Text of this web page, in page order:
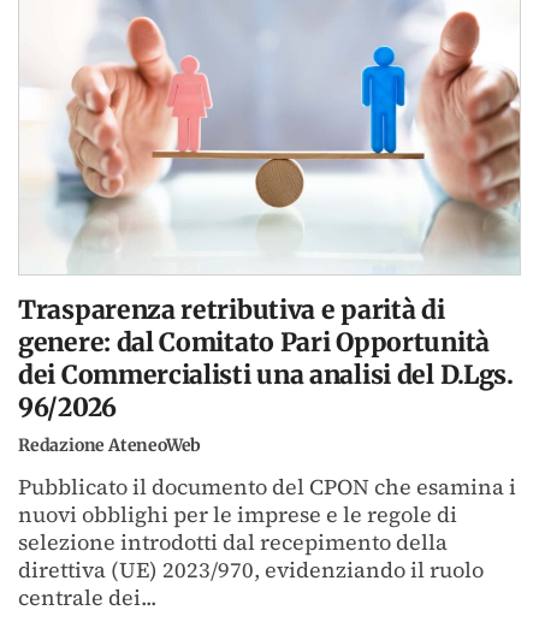
Trasparenza retributiva e parità di
genere: dal Comitato Pari Opportunità
dei Commercialisti una analisi del D.Lgs.
96/2026
Redazione AteneoWeb
Pubblicato il documento del CPON che esamina i
nuovi obblighi per le imprese e le regole di
selezione introdotti dal recepimento della
direttiva (UE) 2023/970, evidenziando il ruolo
centrale dei...